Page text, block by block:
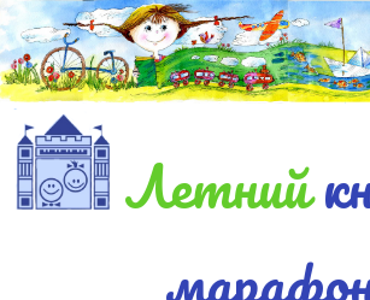
Летний